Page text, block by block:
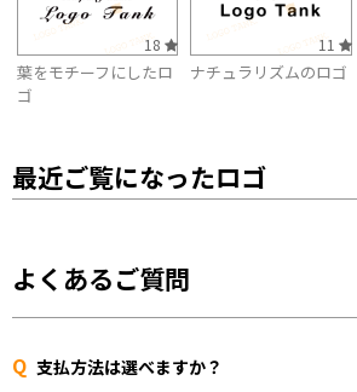
18
葉をモチーフにしたロ
ゴ
11
ナチュラリズムのロゴ
最近ご覧になったロゴ
よくあるご質問
Q 支払方法は選べますか？